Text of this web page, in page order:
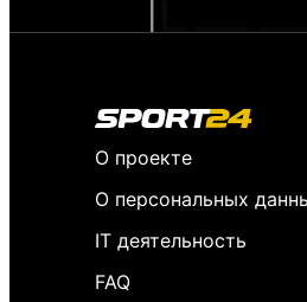
О проекте
О персональных
IT деятельность
FAQ